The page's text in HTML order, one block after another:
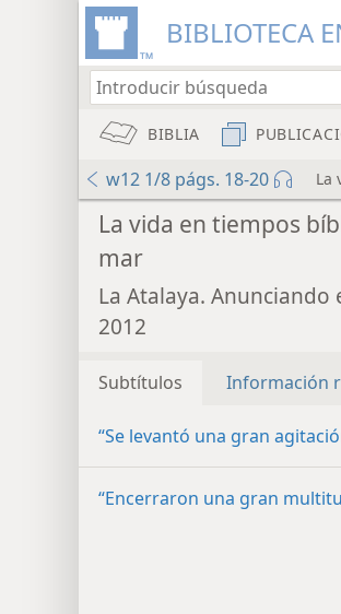
BIBLIOTECA
BIBLIA
w12 1/8 págs. 18-20 La
Audio Player
La vida en tiempos
mar
La Atalaya. Anunciando
“Se levantó una gran